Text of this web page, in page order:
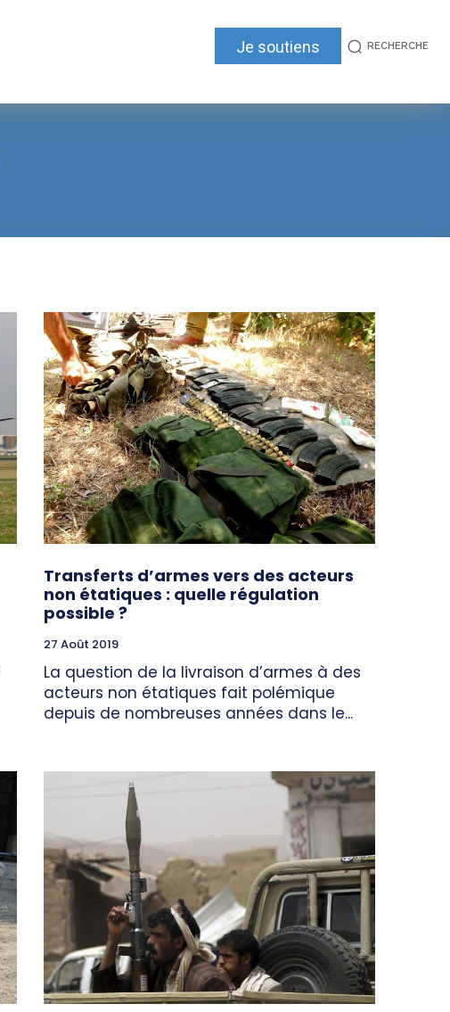
Je soutiens RECHERCHE
Transferts d’armes vers des acteurs
non étatiques : quelle régulation
possible ?
27 Août 2019
La question de la livraison d’armes à des
acteurs non étatiques fait polémique
depuis de nombreuses années dans le...